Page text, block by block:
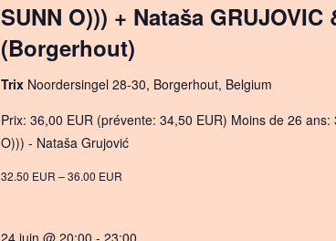
SUNN O))) + Nataša GRUJOVIC
(Borgerhout)
Trix Noordersingel 28-30, Borgerhout, Belgium
Prix: 36,00 EUR (prévente: 34,50 EUR) Moins de 26
O))) - Nataša Grujović
32.50 EUR – 36.00 EUR
24 juin @ 20:00 - 23:00